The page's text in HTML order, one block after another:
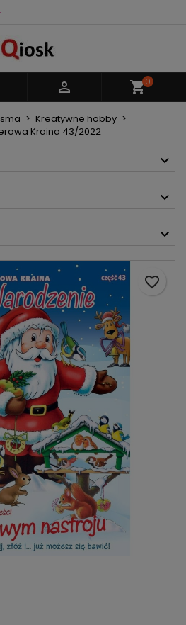
 shopping_cart0
Kreatywne hobby
Kraina 43/2022
favorite_border
Anuluj Utwórz listę życzeń
by zapisać produkty na
Anuluj Zaloguj się